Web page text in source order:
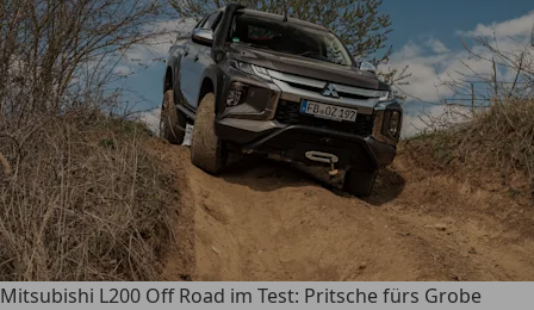
Mitsubishi L200 Off Road im Test: Pritsche fürs Grobe